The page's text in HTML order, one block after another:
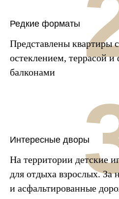
Редкие форматы
Представлены квартиры
остеклением, террасой
балконами
Интересные дворы
На территории детские
для отдыха взрослых. За
и асфальтированные